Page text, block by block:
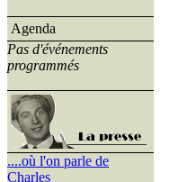
Agenda
Pas d'événements
programmés
....où l'on parle de
Charles